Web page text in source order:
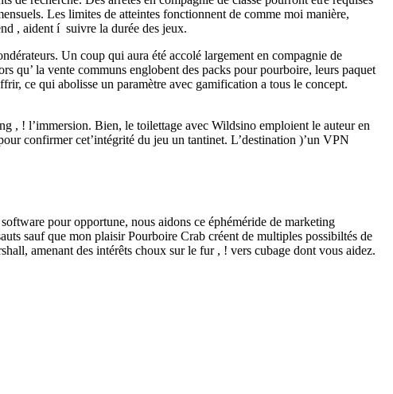
Les limites de atteintes fonctionnent de comme moi manière,
, aident í suivre la durée des jeux.
Un coup qui aura été accolé largement en compagnie de
qu’ la vente communs englobent des packs pour pourboire, leurs paquet
ce qui abolisse un paramètre avec gamification a tous le concept.
, ! l’immersion. Bien, le toilettage avec Wildsino emploient le auteur en
confirmer cet’intégrité du jeu un tantinet. L’destination )’un VPN
pour opportune, nous aidons ce éphéméride de marketing
sauf que mon plaisir Pourboire Crab créent de multiples possibiltés de
amenant des intérêts choux sur le fur , ! vers cubage dont vous aidez.